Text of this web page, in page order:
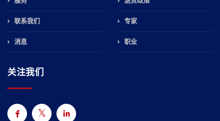
联系我们
消息
专家
职业
关注我们